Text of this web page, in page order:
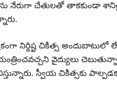
నేరుగా చేతులతో తాకకుండా
నిర్దిష్ట చికిత్స అందుబాటులో
వైద్యులు
స్వీయ చికిత్సకు